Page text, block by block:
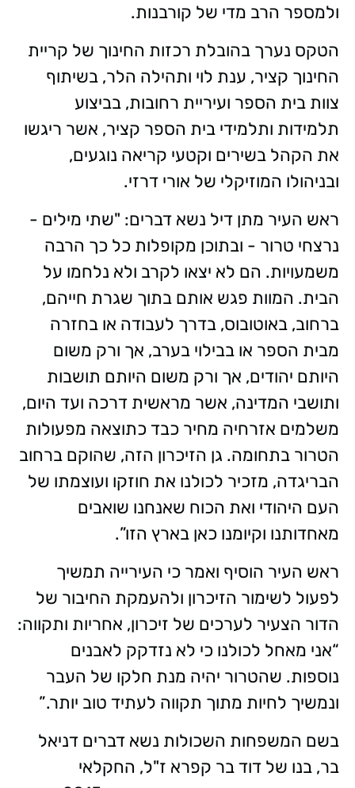
ולמספר הרב מדי של קורבנות.
הטקס נערך בהובלת רכזות החינוך של קריית
החינוך קציר, ענת לוי ותהילה הלר, בשיתוף
צוות בית הספר ועיריית רחובות, בביצוע
תלמידות ותלמידי בית הספר קציר, אשר ריגשו
את הקהל בשירים וקטעי קריאה נוגעים,
ובניהולו המוזיקלי של אורי דרזי.
ראש העיר מתן דיל נשא דברים: "שתי מילים -
נרצחי טרור - ובתוכן מקופלות כל כך הרבה
משמעויות. הם לא יצאו לקרב ולא נלחמו על
הבית. המוות פגש אותם בתוך שגרת חייהם,
ברחוב, באוטובוס, בדרך לעבודה או בחזרה
מבית הספר או בבילוי בערב, אך ורק משום
היותם יהודים, אך ורק משום היותם תושבות
ותושבי המדינה, אשר מראשית דרכה ועד היום,
משלמים אזרחיה מחיר כבד כתוצאה מפעולות
הטרור בתחומה. גן הזיכרון הזה, שהוקם ברחוב
הבריגדה, מזכיר לכולנו את חוזקו ועוצמתו של
העם היהודי ואת הכוח שאנחנו שואבים
מאחדותנו וקיומנו כאן בארץ הזו”.
ראש העיר הוסיף ואמר כי העירייה תמשיך
לפעול לשימור הזיכרון ולהעמקת החיבור של
הדור הצעיר לערכים של זיכרון, אחריות ותקווה:
“אני מאחל לכולנו כי לא נזדקק לאבנים
נוספות. שהטרור יהיה מנת חלקו של העבר
ונמשיך לחיות מתוך תקווה לעתיד טוב יותר.”
בשם המשפחות השכולות נשא דברים דניאל
בר, בנו של דוד בר קפרא ז"ל, החקלאי